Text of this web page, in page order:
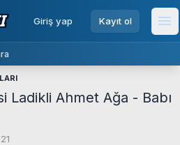
Giriş yap Kayıt ol menu
Ladikli Ahmet Ağa - Babı